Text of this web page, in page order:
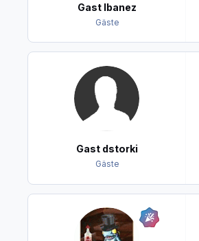
Gast Ibanez
Gäste
Gast dstorki
Gäste